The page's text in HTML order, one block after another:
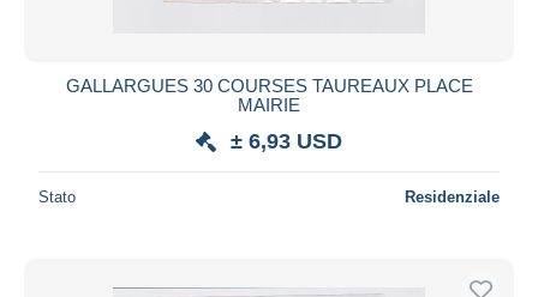
GALLARGUES 30 COURSES TAUREAUX PLACE
MAIRIE
± 6,93 USD
Stato Residenziale